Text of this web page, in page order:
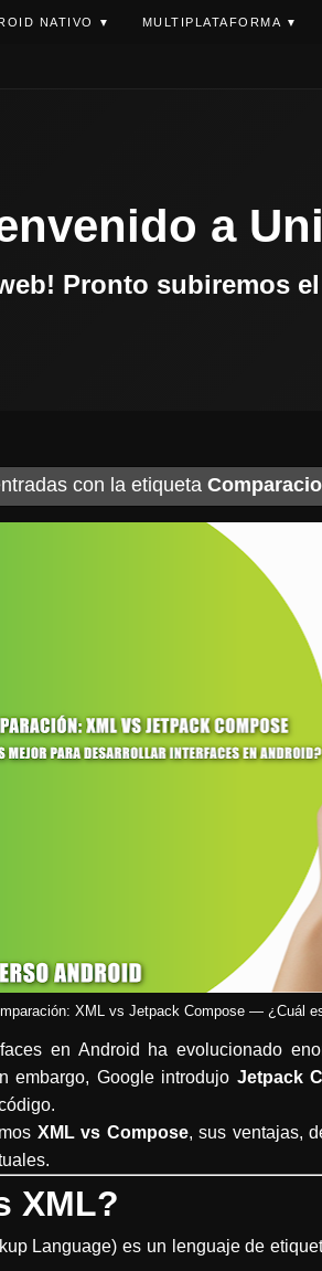
NATIVO ▼ MULTIPLATAFORMA ▼
a
Pronto subiremos
con la etiqueta
XML vs Jetpack Compose — ¿Cuál
en Android ha evolucionado
embargo, Google introdujo Jetpack
XML vs Compose, sus ventajas,
XML?
Language) es un lenguaje de